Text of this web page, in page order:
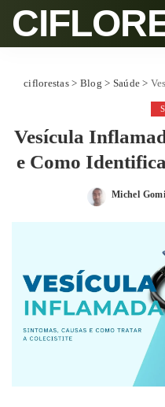
ciflorestas> Blog > Saúde >
Vesícula
e Como
Posted
Michel